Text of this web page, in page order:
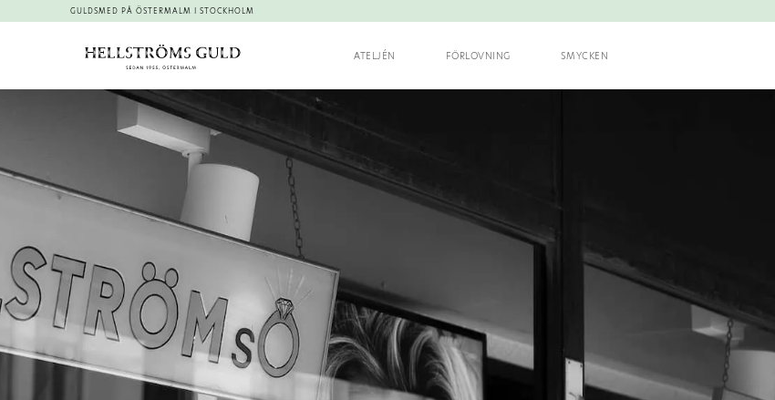
GULDSMED PÅ ÖSTERMALM I STOCKHOLM
ATELJÉN FÖRLOVNING SMYCKEN